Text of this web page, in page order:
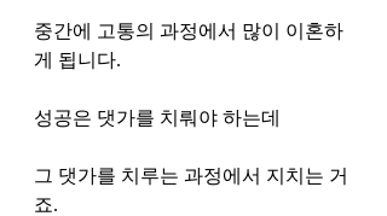
중간에 고통의 과정에서 많이 이혼하
게 됩니다.
성공은 댓가를 치뤄야 하는데
그 댓가를 치루는 과정에서 지치는 거
죠.